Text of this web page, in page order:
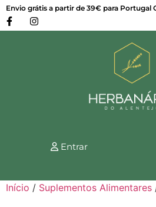
Envio grátis a partir de 39€ para Portugal
Entrar
Início / Suplementos Alimentares